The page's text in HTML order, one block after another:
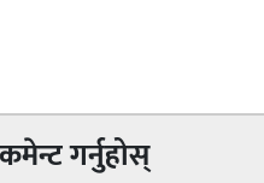
गर्नुहोस्